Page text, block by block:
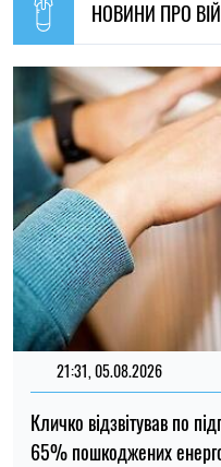
НОВИНИ ПРО
21:31, 05.08.2026
Кличко відзвітував по
65% пошкоджених